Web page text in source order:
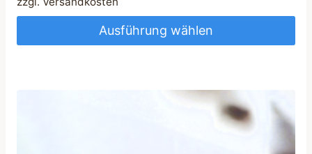
Ausführung wählen